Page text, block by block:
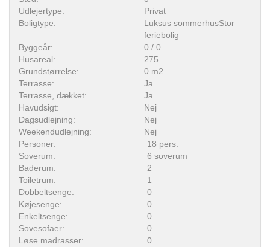
Udlejertype:
Privat
Boligtype:
Luksus sommerhusStor
feriebolig
Byggeår:
0 / 0
Husareal:
275
Grundstørrelse:
0 m2
Terrasse:
Ja
Terrasse, dækket:
Ja
Havudsigt:
Nej
Dagsudlejning:
Nej
Weekendudlejning:
Nej
Personer:
18 pers.
Soverum:
6 soverum
Baderum:
2
Toiletrum:
1
Dobbeltsenge:
0
Køjesenge:
0
Enkeltsenge:
0
Sovesofaer:
0
Løse madrasser:
0